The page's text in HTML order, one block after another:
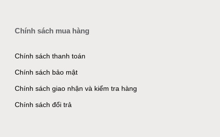
Chính sách mua hàng
Chính sách thanh toán
Chính sách bảo mật
Chính sách giao nhận và kiểm tra hàng
Chính sách đổi trả